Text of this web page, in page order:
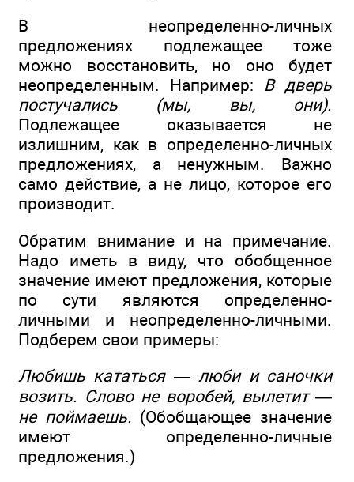
В неопределенно-личных
предложениях подлежащее тоже
можно восстановить, но оно будет
неопределенным. Например: В дверь
постучались (мы, вы, они).
Подлежащее оказывается не
излишним, как в определенно-личных
предложениях, а ненужным. Важно
само действие, а не лицо, которое его
производит.
Обратим внимание и на примечание.
Надо иметь в виду, что обобщенное
значение имеют предложения, которые
по сути являются определенно-
личными и неопределенно-личными.
Подберем свои примеры:
Любишь кататься — люби и саночки
возить. Слово не воробей, вылетит —
не поймаешь. (Обобщающее значение
имеют определенно-личные
предложения.)